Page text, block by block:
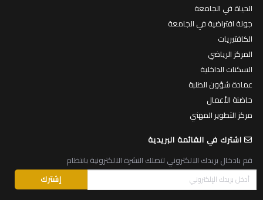
الحياة في الجامعة
جولة افتراضية في الجامعة
الكافتيريات
المركز الرياضي
السكنات الداخلية
عمادة شؤون الطلبة
حاضنة الأعمال
مركز التطوير المهني
اشترك في القائمة البريدية
قم بادخال بريدك الالكتروني لتصلك النشرة الالكترونية بانتظام